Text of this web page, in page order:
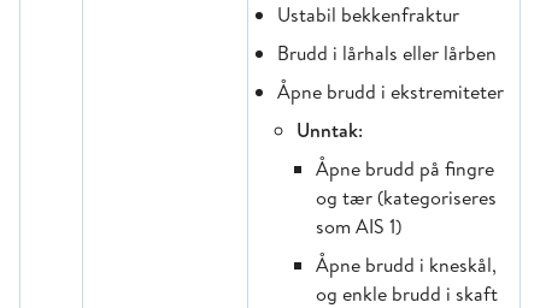
Ustabil bekkenfraktur
Brudd i lårhals eller lårben
Åpne brudd i ekstremiteter
Unntak:
Åpne brudd på fingre
og tær (kategoriseres
som AIS 1)
Åpne brudd i kneskål,
og enkle brudd i skaft